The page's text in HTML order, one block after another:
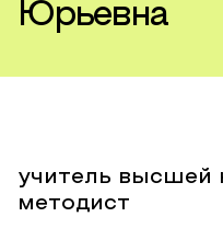
Юрьевна
учитель высшей
методист